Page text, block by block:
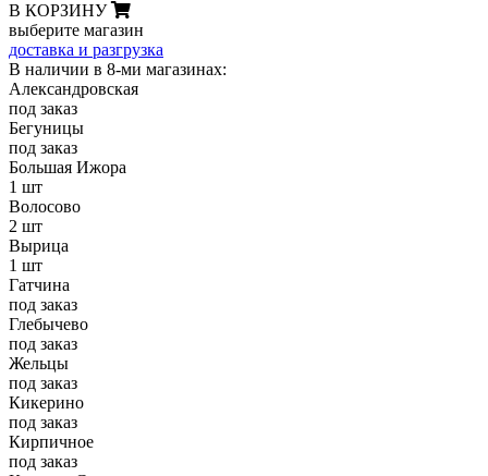
В КОРЗИНУ
выберите магазин
доставка и разгрузка
В наличии в 8-ми магазинах:
Александровская
под заказ
Бегуницы
под заказ
Большая Ижора
1 шт
Волосово
2 шт
Вырица
1 шт
Гатчина
под заказ
Глебычево
под заказ
Жельцы
под заказ
Кикерино
под заказ
Кирпичное
под заказ